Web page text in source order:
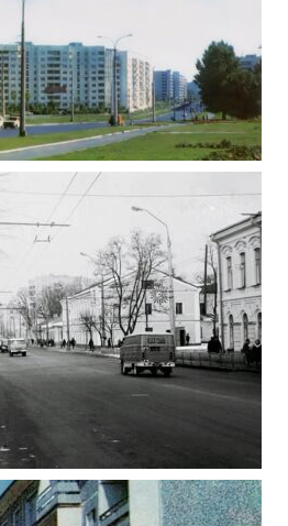
1982-1984 РОКІВ
Фото Житомир (1980-1990)
1982
Фото Житомир (1980-1990)